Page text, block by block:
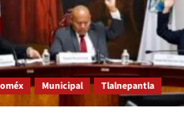
Municipal Tlalnepantla